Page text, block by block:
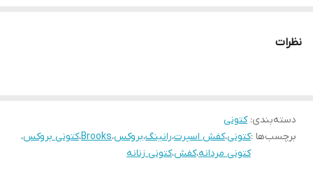
نظرات
دسته‌بندی:کتونی
برچسب‌ها :کتونی،کفش اسپرت،رانینگ،بروکس،Brooks،کتونی بروکس،
کتونی مردانه،کفش،کتونی زنانه